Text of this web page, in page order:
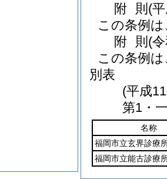
附 則 (
この条例
附 則 (
この条例
別表
(平成
第1・
名称
福岡市立玄界診療
福岡市立能古診療